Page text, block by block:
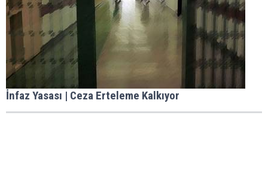
İnfaz Yasası | Ceza Erteleme Kalkıyor